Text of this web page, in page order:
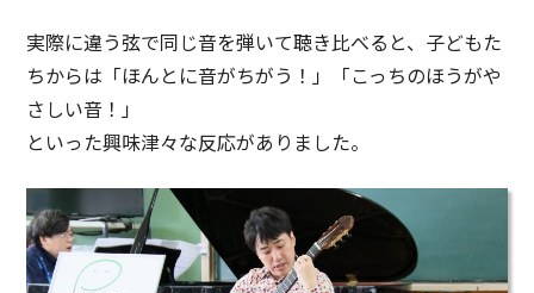
実際に違う弦で同じ音を弾いて聴き比べると、子どもた
ちからは「ほんとに音がちがう！」「こっちのほうがや
さしい音！」
といった興味津々な反応がありました。